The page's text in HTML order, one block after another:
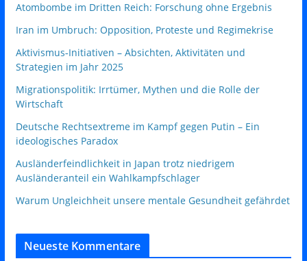
Atombombe im Dritten Reich: Forschung ohne Ergebnis
Iran im Umbruch: Opposition, Proteste und Regimekrise
Aktivismus‑Initiativen – Absichten, Aktivitäten und
Strategien im Jahr 2025
Migrationspolitik: Irrtümer, Mythen und die Rolle der
Wirtschaft
Deutsche Rechtsextreme im Kampf gegen Putin – Ein
ideologisches Paradox
Ausländerfeindlichkeit in Japan trotz niedrigem
Ausländeranteil ein Wahlkampfschlager
Warum Ungleichheit unsere mentale Gesundheit gefährdet
Neueste Kommentare